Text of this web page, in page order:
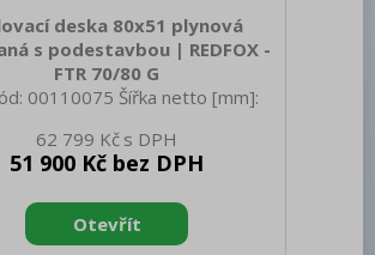
deska 80x51 plynová
s podestavbou | REDFOX -
FTR 70/80 G
00110075 Šířka netto [mm]:
[mm]: 900 Hmotnost netto [kg]:
Šířka brutto [mm]: 840 Hloubka
brutto [kg]: 101.00 Typ
Plynové zařízení Konstruční
62 799 Kč
51 900 Kč bez DPH